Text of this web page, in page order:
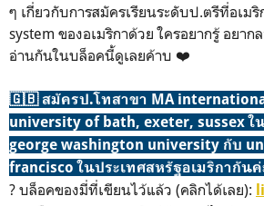
ๆ เกี่ยวกับการสมัครเรียนระดับป.ตรีที่อเม
system ของอเมริกาด้วย ใครอยากรู้ อยาก
อ่านกันในบล็อคนี้ดูเลยค้าบ ❤️
🇬🇧 สมัครป.โทสาขา MA
university of bath, exeter, sussex ใ
george washington university กับ
francisco ในประเทศสหรัฐอเมริกากั
? บล็อคของมี่ที่เขียนไว้แล้ว (คลิกได้เลย):